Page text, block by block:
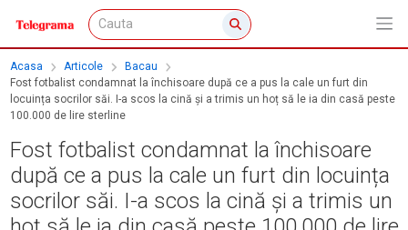
Acasa Articole
Bacau
Fost fotbalist condamnat la închisoare după ce a pus la cale un furt din
locuința socrilor săi. I-a scos la cină și a trimis un hoț să le ia din casă peste
100.000 de lire sterline
Fost fotbalist condamnat la închisoare
după ce a pus la cale un furt din locuința
socrilor săi. I-a scos la cină și a trimis un